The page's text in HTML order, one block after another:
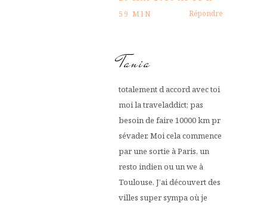
59 MIN
Répondre
Tania
totalement d accord avec toi
moi la traveladdict; pas
besoin de faire 10000 km pr
sévader. Moi cela commence
par une sortie à Paris, un
resto indien ou un we à
Toulouse. J’ai découvert des
villes super sympa où je